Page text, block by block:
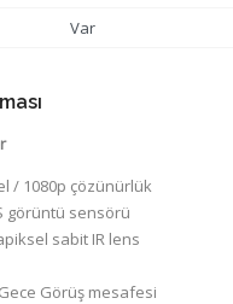
Var
/ 1080p çözünürlük
görüntü sensörü
sabit IR lens
Görüş mesafesi